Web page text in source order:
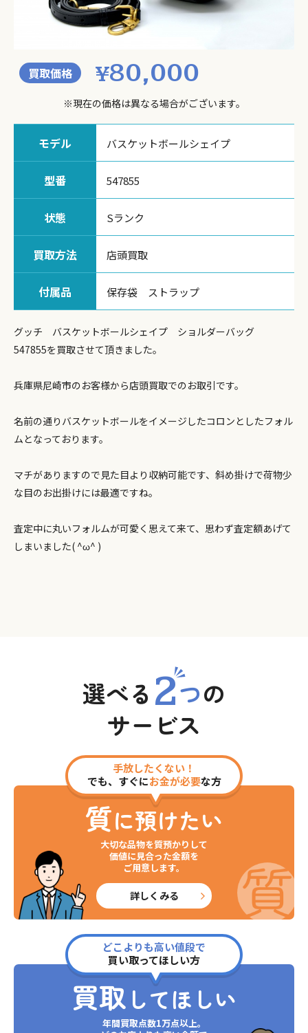
買取価格 ¥80,000
※現在の価格は異なる場合がございます。
モデル バスケットボールシェイプ
型番 547855
状態 Sランク
買取方法 店頭買取
付属品 保存袋 ストラップ
グッチ バスケットボールシェイプ ショルダーバッグ
547855を買取させて頂きました。
兵庫県尼崎市のお客様から店頭買取でのお取引です。
名前の通りバスケットボールをイメージしたコロンとしたフォル
ムとなっております。
マチがありますので見た目より収納可能です、斜め掛けで荷物少
な目のお出掛けには最適ですね。
査定中に丸いフォルムが可愛く思えて来て、思わず査定額あげて
しまいました( ^ω^ )
選べる 2つの
サービス
手放したくない！
でも、すぐにお金が必要な方
質に預けたい
大切な品物を質預かりして
価値に見合った金額を
ご用意します。
詳しくみる
どこよりも高い値段で
買い取ってほしい方
買取 してほしい
年間買取点数1万点以上。